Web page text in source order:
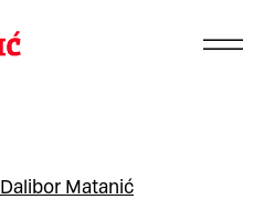
Dalibor Matanić